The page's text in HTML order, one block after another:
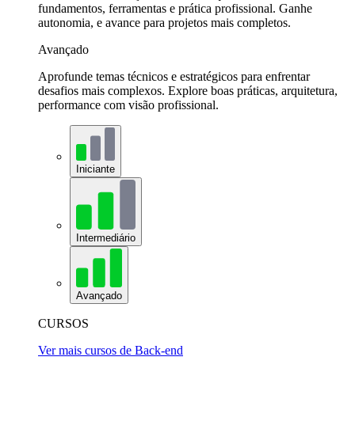
fundamentos, ferramentas e prática profissional. Ganhe
autonomia, e avance para projetos mais completos.
Avançado
Aprofunde temas técnicos e estratégicos para enfrentar
desafios mais complexos. Explore boas práticas, arquitetura,
performance com visão profissional.
Iniciante
Intermediário
Avançado
CURSOS
Ver mais cursos de Back-end